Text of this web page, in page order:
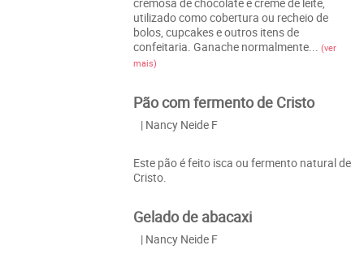
utilizado como cobertura ou recheio de
bolos, cupcakes e outros itens de
confeitaria. Ganache normalmente...(ver
mais)
Pão com fermento de Cristo
| Nancy Neide F
Este pão é feito isca ou fermento natural de
Cristo.
Gelado de abacaxi
| Nancy Neide F